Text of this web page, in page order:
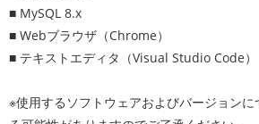
■ MySQL 8.x
■ Webブラウザ（Chrome）
■ テキストエディタ（Visual Studio Code）
※使用するソフトウェアおよびバージョン